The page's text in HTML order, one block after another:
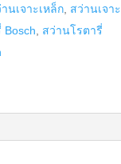
นเจาะเหล็ก สว่านเจาะ
Bosch
สว่านโรตารี่